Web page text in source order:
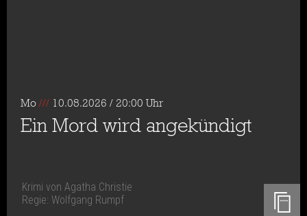
Mo /// 10.08.2026 / 20:00 Uhr
Ein Mord wird angekündigt
Krimi von Agatha Christie
Regie: Wolfgang Rumpf